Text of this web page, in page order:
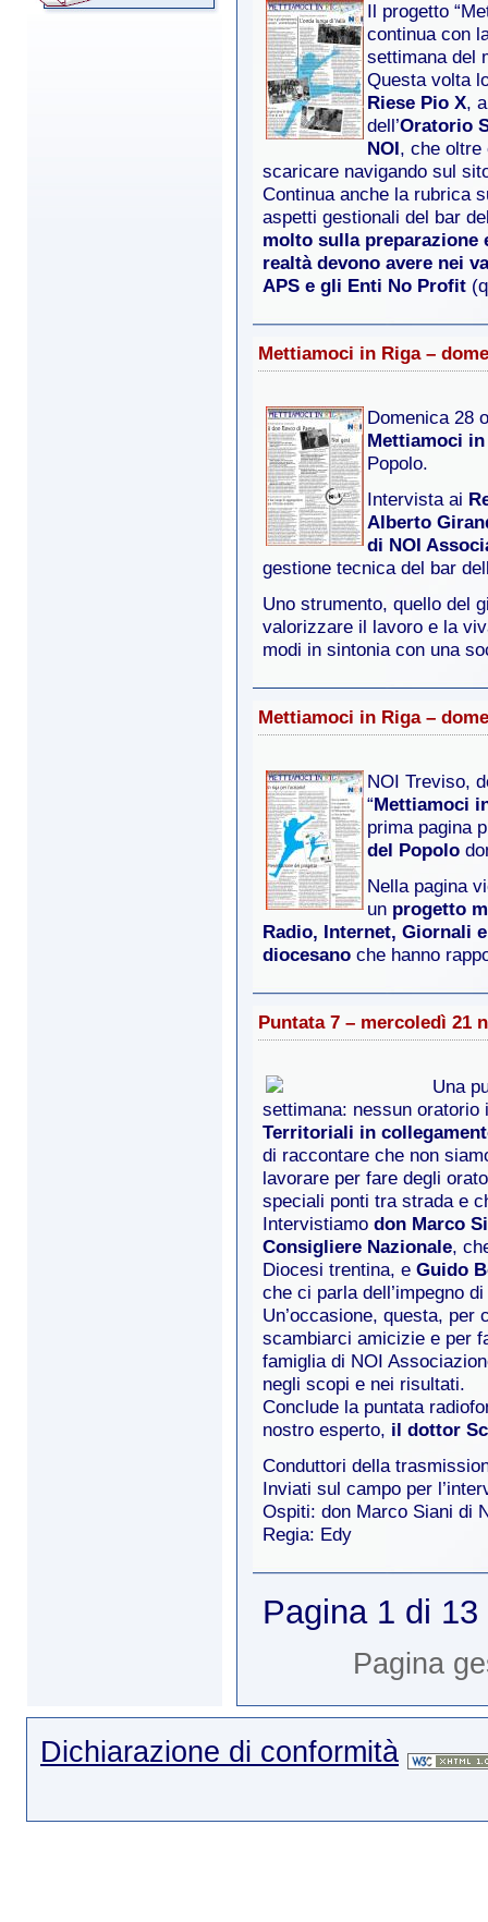
Il progetto
continua con
settimana del
Questa volta
Riese Pio X,
dell’Oratorio
NOI , che oltre
scaricare navigando sul
Continua anche la rubrica
aspetti gestionali del bar
molto sulla preparazione
realtà devono avere nei
APS e gli Enti No Profit
Mettiamoci in Riga –
Domenica 28
Mettiamoci in
Popolo.
Intervista ai
Alberto
di NOI
gestione tecnica del bar
Uno strumento, quello del
valorizzare il lavoro e la
modi in sintonia con una
Mettiamoci in Riga –
NOI Treviso,
“Mettiamoci
prima pagina
del Popolo
Nella pagina
un progetto
Radio, Internet, Giornali
diocesanoche hanno
Puntata 7 – mercoledì 21
Una
settimana: nessun
Territoriali in
di raccontare che non
lavorare per fare degli
speciali ponti tra strada e
Intervistiamo don Marco
Consigliere Nazionale,
Diocesi trentina, e Guido
che ci parla dell’impegno
Un’occasione, questa, per
scambiarci amicizie e per
famiglia di NOI
negli scopi e nei risultati.
Conclude la puntata
nostro esperto, il dottor
Conduttori della
Inviati sul campo per
Ospiti: don Marco Siani di
Regia: Edy
Pagina 1 di
Pagina
Dichiarazione di conformità